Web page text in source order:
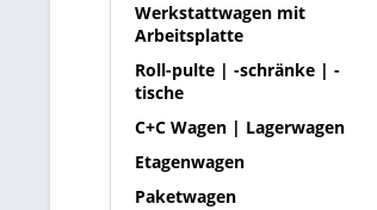
Werkstattwagen mit
Arbeitsplatte
Roll-pulte | -schränke | -
tische
C+C Wagen | Lagerwagen
Etagenwagen
Paketwagen